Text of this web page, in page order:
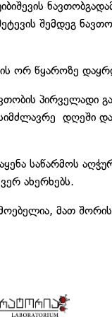
შემდეგ
ორ წყაროზე
პირველადი
დღეში
საწარმოს
ახერხებს.
მათ